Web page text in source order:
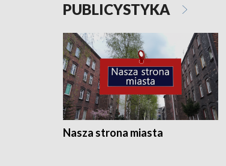
PUBLICYSTYKA
Nasza strona miasta